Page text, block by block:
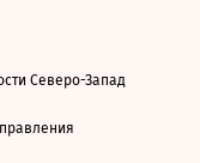
Северо-Запад